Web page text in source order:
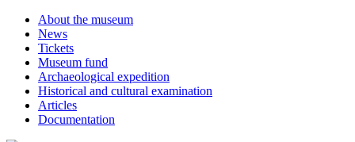
About the museum
News
Tickets
Museum fund
Archaeological expedition
Historical and cultural examination
Articles
Documentation